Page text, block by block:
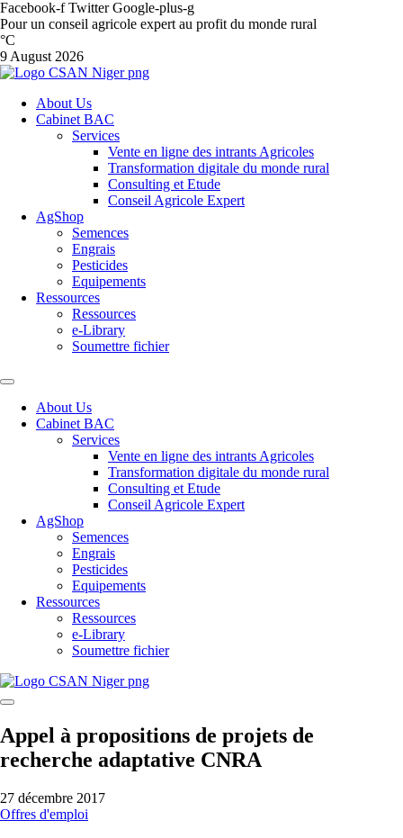
Facebook-f Twitter Google-plus-g
Pour un conseil agricole expert au profit du monde rural
°C
9 August 2026
About Us
Cabinet BAC
Services
Vente en ligne des intrants Agricoles
Transformation digitale du monde rural
Consulting et Etude
Conseil Agricole Expert
AgShop
Semences
Engrais
Pesticides
Equipements
Ressources
Ressources
e-Library
Soumettre fichier
About Us
Cabinet BAC
Services
Vente en ligne des intrants Agricoles
Transformation digitale du monde rural
Consulting et Etude
Conseil Agricole Expert
AgShop
Semences
Engrais
Pesticides
Equipements
Ressources
Ressources
e-Library
Soumettre fichier
Appel à propositions de projets de
recherche adaptative CNRA
27 décembre 2017
Offres d'emploi